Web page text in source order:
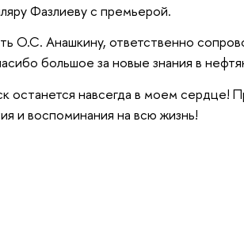
Фазлиеву с премьерой.
О.С. Анашкину, ответственно
большое за новые знания в
останется навсегда в моем сердце!
и воспоминания на всю жизнь!